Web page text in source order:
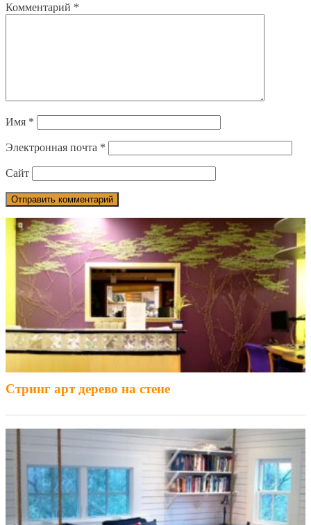
Комментарий *
Имя *
Электронная почта *
Сайт
Стринг арт дерево на стене